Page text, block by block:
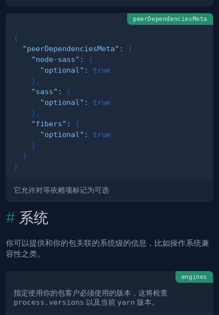
peerDependenciesMeta
{
"peerDependenciesMeta" :
{
"node-sass" :
{
"optional" :
true
} ,
"sass" :
{
"optional" :
true
} ,
"fibers" :
{
"optional" :
true
}
}
}
它允许对等依赖项标记为可选
系统
你可以提供和你的包关联的系统级的信息，比如操作系统兼
容性之类。
engines
指定使用你的包客户必须使用的版本，这将检查
process.versions 以及当前 yarn 版本。